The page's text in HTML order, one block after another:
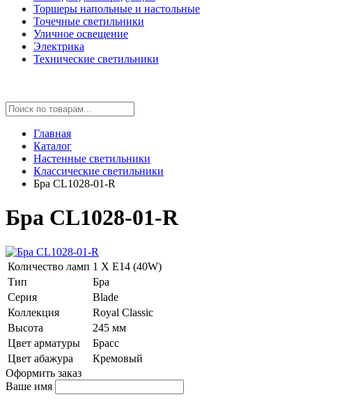
Торшеры напольные и настольные
Точечные светильники
Уличное освещение
Электрика
Технические светильники
Главная
Каталог
Настенные светильники
Классические светильники
Бра CL1028-01-R
Бра CL1028-01-R
Количество ламп 1 Х E14 (40W)
Тип
Бра
Серия
Blade
Коллекция
Royal Classic
Высота
245 мм
Цвет арматуры
Брасс
Цвет абажура
Кремовый
Оформить заказ
Ваше имя